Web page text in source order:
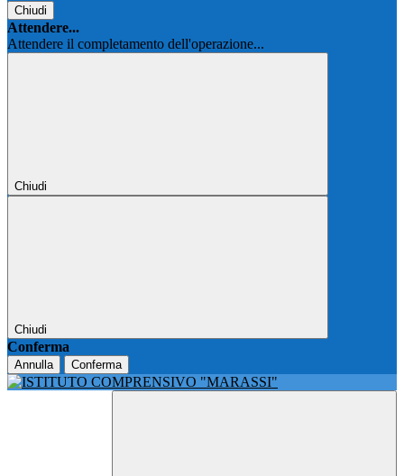
Chiudi
Attendere...
Attendere il completamento dell'operazione...
Chiudi
Chiudi
Conferma
Annulla Conferma